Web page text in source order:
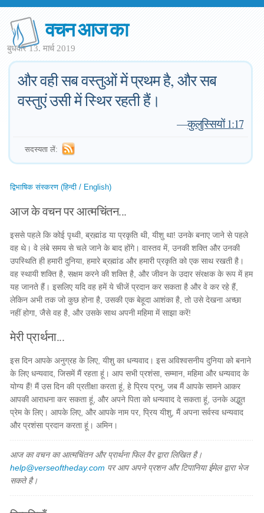
वचन आज का
बुधवार 13. मार्च 2019
और वही सब वस्तुओं में प्रथम है, और सब
वस्तुएं उसी में स्थिर रहती हैं।
—कुलुस्सियों 1:17
सदस्यता लें:
द्विभाषिक संस्करण (हिन्दी / English)
आज के वचन पर आत्मचिंतन...
इससे पहले कि कोई पृथ्वी, ब्रह्मांड या प्रकृति थी, यीशु था! उनके बनाए जाने से पहले
वह थे। वे लंबे समय से चले जाने के बाद होंगे। वास्तव में, उनकी शक्ति और उनकी
उपस्थिति ही हमारी दुनिया, हमारे ब्रह्मांड और हमारी प्रकृति को एक साथ रखती है।
वह स्थायी शक्ति है, सक्षम करने की शक्ति है, और जीवन के उदार संरक्षक के रूप में हम
यह जानते हैं। इसलिए यदि वह हमें ये चीजें प्रदान कर सकता है और वे कर रहे हैं,
लेकिन अभी तक जो कुछ होना है, उसकी एक बेहूदा आशंका है, तो उसे देखना अच्छा
नहीं होगा, जैसे वह है, और उसके साथ अपनी महिमा में साझा करें!
मेरी प्रार्थना...
इस दिन आपके अनुग्रह के लिए, यीशु का धन्यवाद। इस अविश्वसनीय दुनिया को बनाने
के लिए धन्यवाद, जिसमें मैं रहता हूं। आप सभी प्रशंसा, सम्मान, महिमा और धन्यवाद के
योग्य हैं! मैं उस दिन की प्रतीक्षा करता हूं, हे प्रिय प्रभु, जब मैं आपके सामने आकर
आपकी आराधना कर सकता हूं, और अपने पिता को धन्यवाद दे सकता हूं, उनके अद्भुत
प्रेम के लिए। आपके लिए, और आपके नाम पर, प्रिय यीशु, मैं अपना सर्वस्व धन्यवाद
और प्रशंसा प्रदान करता हूं। अमिन।
आज का वचन का आत्मचिंतन और प्रार्थना फिल वैर द्वारा लिखित है।
help@verseoftheday.com पर आप अपने प्रशन और टिपानिया ईमेल द्वारा भेज
सकते है।